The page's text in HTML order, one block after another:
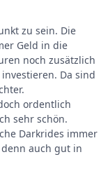
zu sein. Die
Geld in die
noch zusätzlich
Da sind
ordentlich
sehr schön.
Darkrides immer
auch gut in